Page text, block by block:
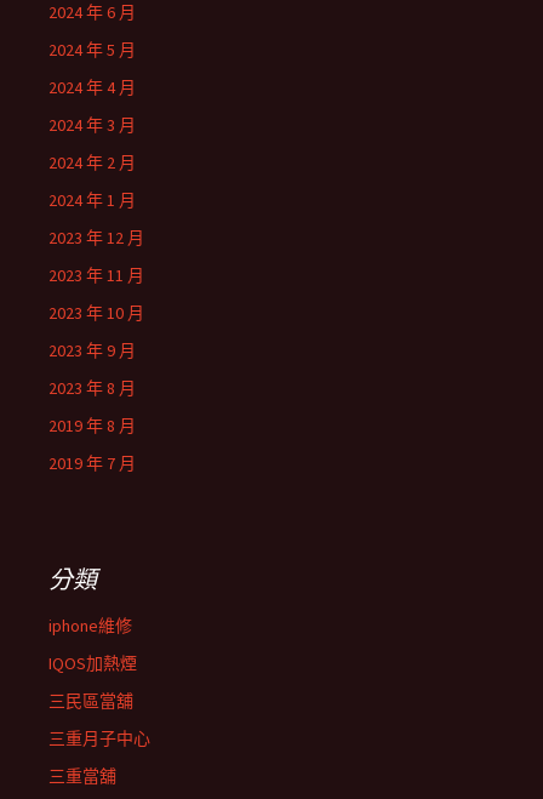
2024 年 6 月
2024 年 5 月
2024 年 4 月
2024 年 3 月
2024 年 2 月
2024 年 1 月
2023 年 12 月
2023 年 11 月
2023 年 10 月
2023 年 9 月
2023 年 8 月
2019 年 8 月
2019 年 7 月
分類
iphone維修
IQOS加熱煙
三民區當舖
三重月子中心
三重當舖